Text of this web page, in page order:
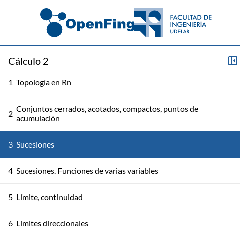
Cálculo 2
1 Topología en Rn
2 Conjuntos cerrados, acotados, compactos, puntos de
acumulación
3 Sucesiones
4 Sucesiones. Funciones de varias variables
5 Límite, continuidad
6 Límites direccionales